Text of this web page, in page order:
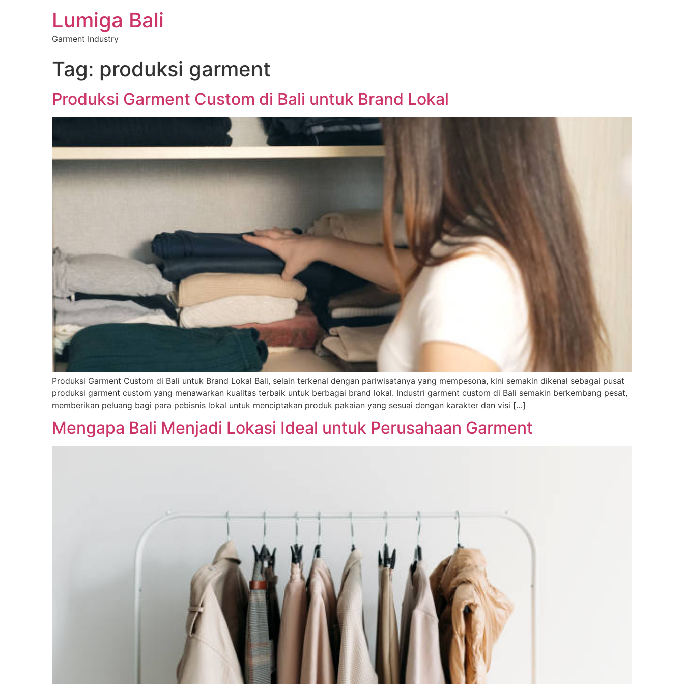
Lumiga Bali
Garment Industry
Tag: produksi garment
Produksi Garment Custom di Bali untuk Brand Lokal
Produksi Garment Custom di Bali untuk Brand Lokal Bali, selain terkenal dengan pariwisatanya yang mempesona, kini semakin dikenal sebagai pusat
produksi garment custom yang menawarkan kualitas terbaik untuk berbagai brand lokal. Industri garment custom di Bali semakin berkembang pesat,
memberikan peluang bagi para pebisnis lokal untuk menciptakan produk pakaian yang sesuai dengan karakter dan visi […]
Mengapa Bali Menjadi Lokasi Ideal untuk Perusahaan Garment